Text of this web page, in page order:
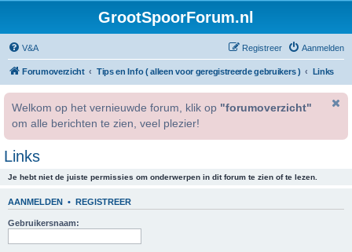
GrootSpoorForum.nl
V&A Aanmelden
Registreer
Forumoverzicht Tips en Info ( alleen voor geregistreerde gebruikers ) Links
Welkom op het vernieuwde forum, klik op "forumoverzicht"
om alle berichten te zien, veel plezier!
Links
Je hebt niet de juiste permissies om onderwerpen in dit forum te zien of te lezen.
AANMELDEN • REGISTREER
Gebruikersnaam: